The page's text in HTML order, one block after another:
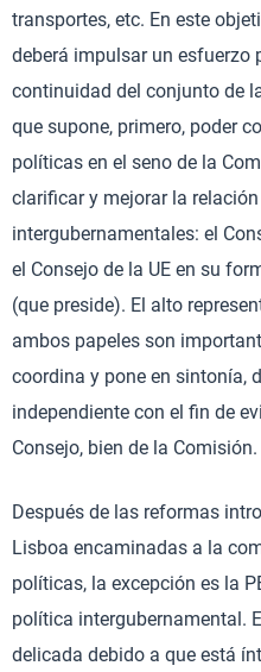
transportes, etc. En este
deberá impulsar un esfuerzo
continuidad del conjunto de
que supone, primero, poder
políticas en el seno de la
clarificar y mejorar la
intergubernamentales: el
el Consejo de la UE en su
(que preside). El alto
ambos papeles son
coordina y pone en sintonía,
independiente con el fin de
Consejo, bien de la Comisión.
Después de las reformas
Lisboa encaminadas a la
políticas, la excepción es la
política intergubernamental.
delicada debido a que está